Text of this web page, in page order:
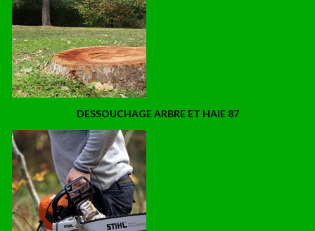
DESSOUCHAGE ARBRE ET HAIE 87